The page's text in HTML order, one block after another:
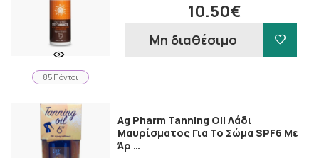
85 Πόντοι
10.50€
Μη διαθέσιμο
Ag Pharm Tanning Oil Λάδι
Μαυρίσματος Για Το Σώμα SPF6 Με
Άρ …